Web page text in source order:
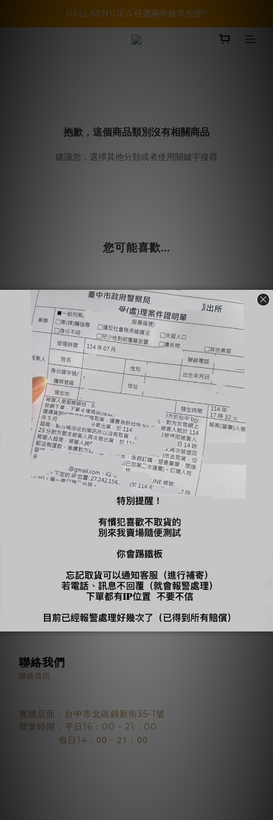
暑假活動登場!! SBG套裝超級優惠價，兩套以上再享免運哦!!
BELLKENIDEA 任選兩件就享免運!!!
暑假活動登場!! SBG套裝超級優惠價，兩套以上再享免運哦!!
抱歉，這個商品類別沒有相關商品
建議您，選擇其他分類或者使用關鍵字搜尋
您可能喜歡...
關於我們
賣場簡介
退換貨須知
電子發票相關須知
商品出貨時效
聯絡我們
聯絡資訊
實體店面：台中市北區錦新街35-1號
營業時間：平日16：00 - 21：00
假日14 ：00 - 21：00